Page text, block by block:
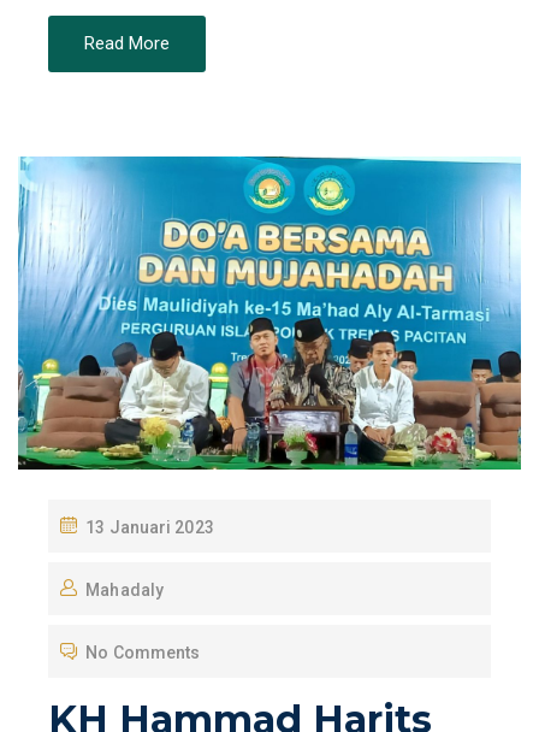
Read More
P
S
E
O
13 Januari 2023
Mahadaly
No Comments
KH Hammad Harits